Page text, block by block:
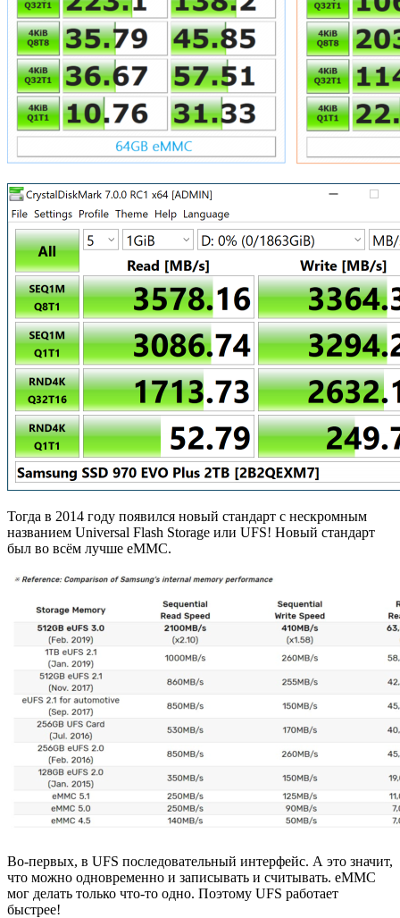
Тогда в 2014 году появился новый стандарт с нескромным
названием Universal Flash Storage или UFS! Новый стандарт
был во всём лучше eMMC.
Во-первых, в UFS последовательный интерфейс. А это значит,
что можно одновременно и записывать и считывать. eMMC
мог делать только что-то одно. Поэтому UFS работает
быстрее!